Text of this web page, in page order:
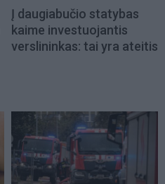
Į daugiabučio statybas
kaime investuojantis
verslininkas: tai yra ateitis